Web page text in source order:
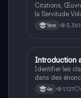
Citations,
la Servitude
1ère 3,361
IFrançais
Introduction
Identifier les
dans des
fondements de
4e 1,121